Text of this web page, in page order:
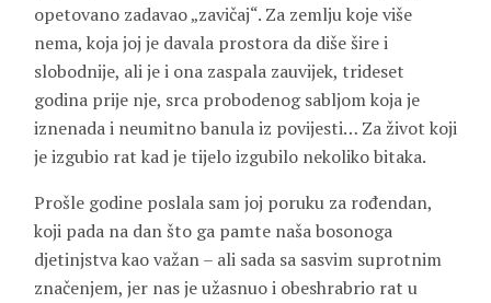
opetovano zadavao „zavičaj“. Za zemlju koje više
nema, koja joj je davala prostora da diše šire i
slobodnije, ali je i ona zaspala zauvijek, trideset
godina prije nje, srca probodenog sabljom koja je
iznenada i neumitno banula iz povijesti… Za život koji
je izgubio rat kad je tijelo izgubilo nekoliko bitaka.
Prošle godine poslala sam joj poruku za rođendan,
koji pada na dan što ga pamte naša bosonoga
djetinjstva kao važan – ali sada sa sasvim suprotnim
značenjem, jer nas je užasnuo i obeshrabrio rat u